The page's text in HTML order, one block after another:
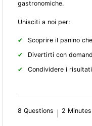
gastronomiche.
Unisciti a noi per:
Scoprire il panino
Divertirti con
Condividere i
8 Questions 2 Minutes